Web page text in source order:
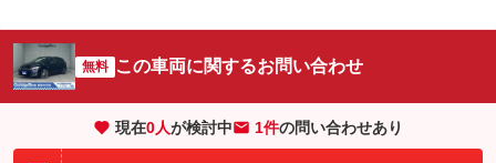
無料 この車両に関するお問い合わせ
現在0人が検討中 1件の問い合わせあり